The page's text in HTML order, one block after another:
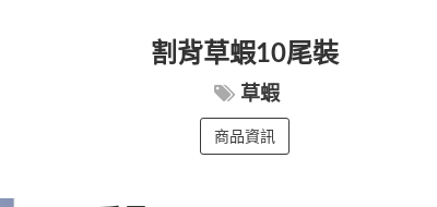
割背草蝦10尾裝
草蝦
商品資訊